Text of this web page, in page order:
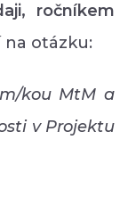
ročníkem
na otázku:
kou MtM a
v Projektu